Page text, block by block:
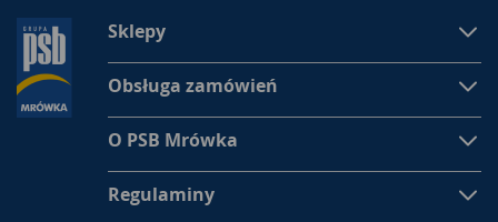
Sklepy
Obsługa zamówień
O PSB Mrówka
Regulaminy